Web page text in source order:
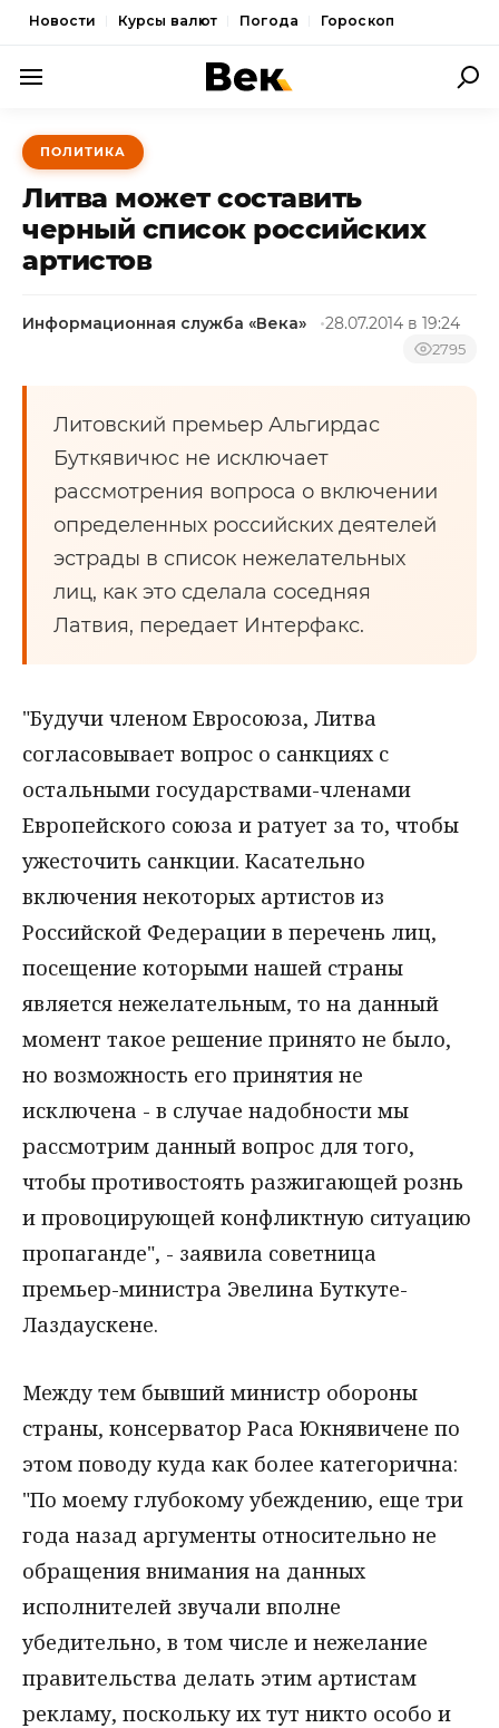
Новости Курсы валют Погода Гороскоп
ПОЛИТИКА
ЭКОНОМИКА
ОБЩЕСТВО
СПОРТ
ПОЛИТИКА
Литва может составить
черный список российских
артистов
Информационная служба «Века» 28.07.2014 в 19:24
2795
Литовский премьер Альгирдас
Буткявичюс не исключает
рассмотрения вопроса о включении
определенных российских деятелей
эстрады в список нежелательных
лиц, как это сделала соседняя
Латвия, передает Интерфакс.
"Будучи членом Евроcоюза, Литва
согласовывает вопрос о санкциях с
остальными государствами-членами
Европейского союза и ратует за то, чтобы
ужесточить санкции. Касательно
включения некоторых артистов из
Российской Федерации в перечень лиц,
посещение которыми нашей страны
является нежелательным, то на данный
момент такое решение принято не было,
но возможность его принятия не
исключена - в случае надобности мы
рассмотрим данный вопрос для того,
чтобы противостоять разжигающей рознь
и провоцирующей конфликтную ситуацию
пропаганде", - заявила советница
премьер-министра Эвелина Буткуте-
Лаздаускене.
Между тем бывший министр обороны
страны, консерватор Раса Юкнявичене по
этом поводу куда как более категорична:
"По моему глубокому убеждению, еще три
года назад аргументы относительно не
обращения внимания на данных
исполнителей звучали вполне
убедительно, в том числе и нежелание
правительства делать этим артистам
рекламу, поскольку их тут никто особо и